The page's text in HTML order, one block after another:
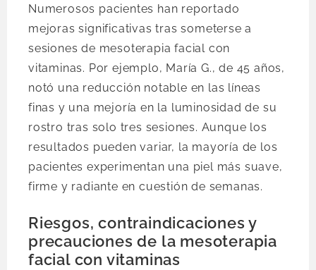
Numerosos pacientes han reportado
mejoras significativas tras someterse a
sesiones de mesoterapia facial con
vitaminas. Por ejemplo, María G., de 45 años,
notó una reducción notable en las líneas
finas y una mejoría en la luminosidad de su
rostro tras solo tres sesiones. Aunque los
resultados pueden variar, la mayoría de los
pacientes experimentan una piel más suave,
firme y radiante en cuestión de semanas.
Riesgos, contraindicaciones y
precauciones de la mesoterapia
facial con vitaminas